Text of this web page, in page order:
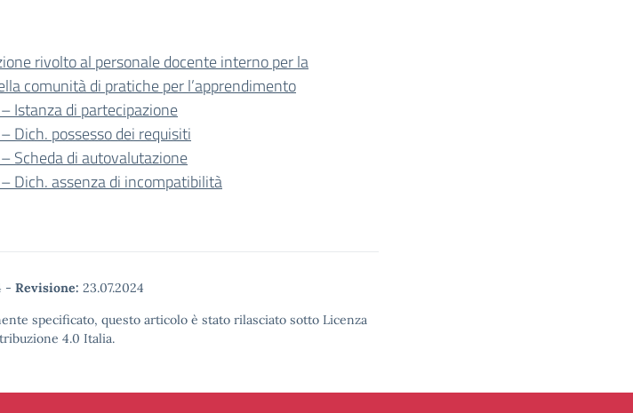
rivolto al personale docente interno per la
comunità di pratiche per l’apprendimento
Istanza di partecipazione
Dich. possesso dei requisiti
Scheda di autovalutazione
Dich. assenza di incompatibilità
- Revisione: 23.07.2024
specificato, questo articolo è stato rilasciato sotto Licenza
4.0 Italia.